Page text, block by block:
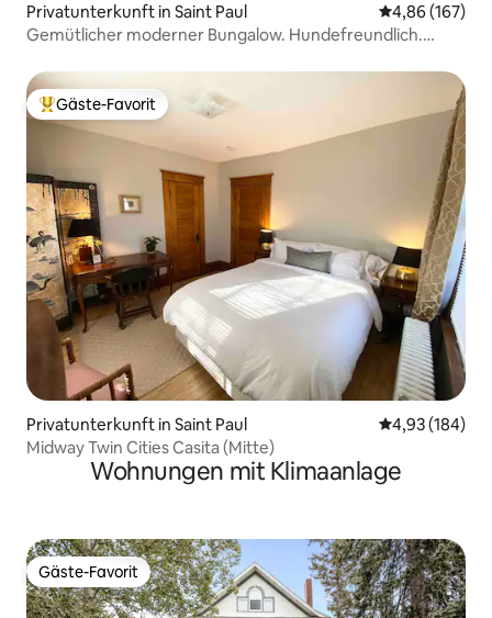
Privatunterkunft in Saint Paul
4,86 (167)
Gemütlicher moderner Bungalow. Hundefreundlich.
Beliebter Gäste-Favorit.
Gäste-Favorit
Privatunterkunft in Saint Paul
4,93 (184)
Midway Twin Cities Casita (Mitte)
Wohnungen mit Klimaanlage
Gäste-Favorit
Gäste-Favorit